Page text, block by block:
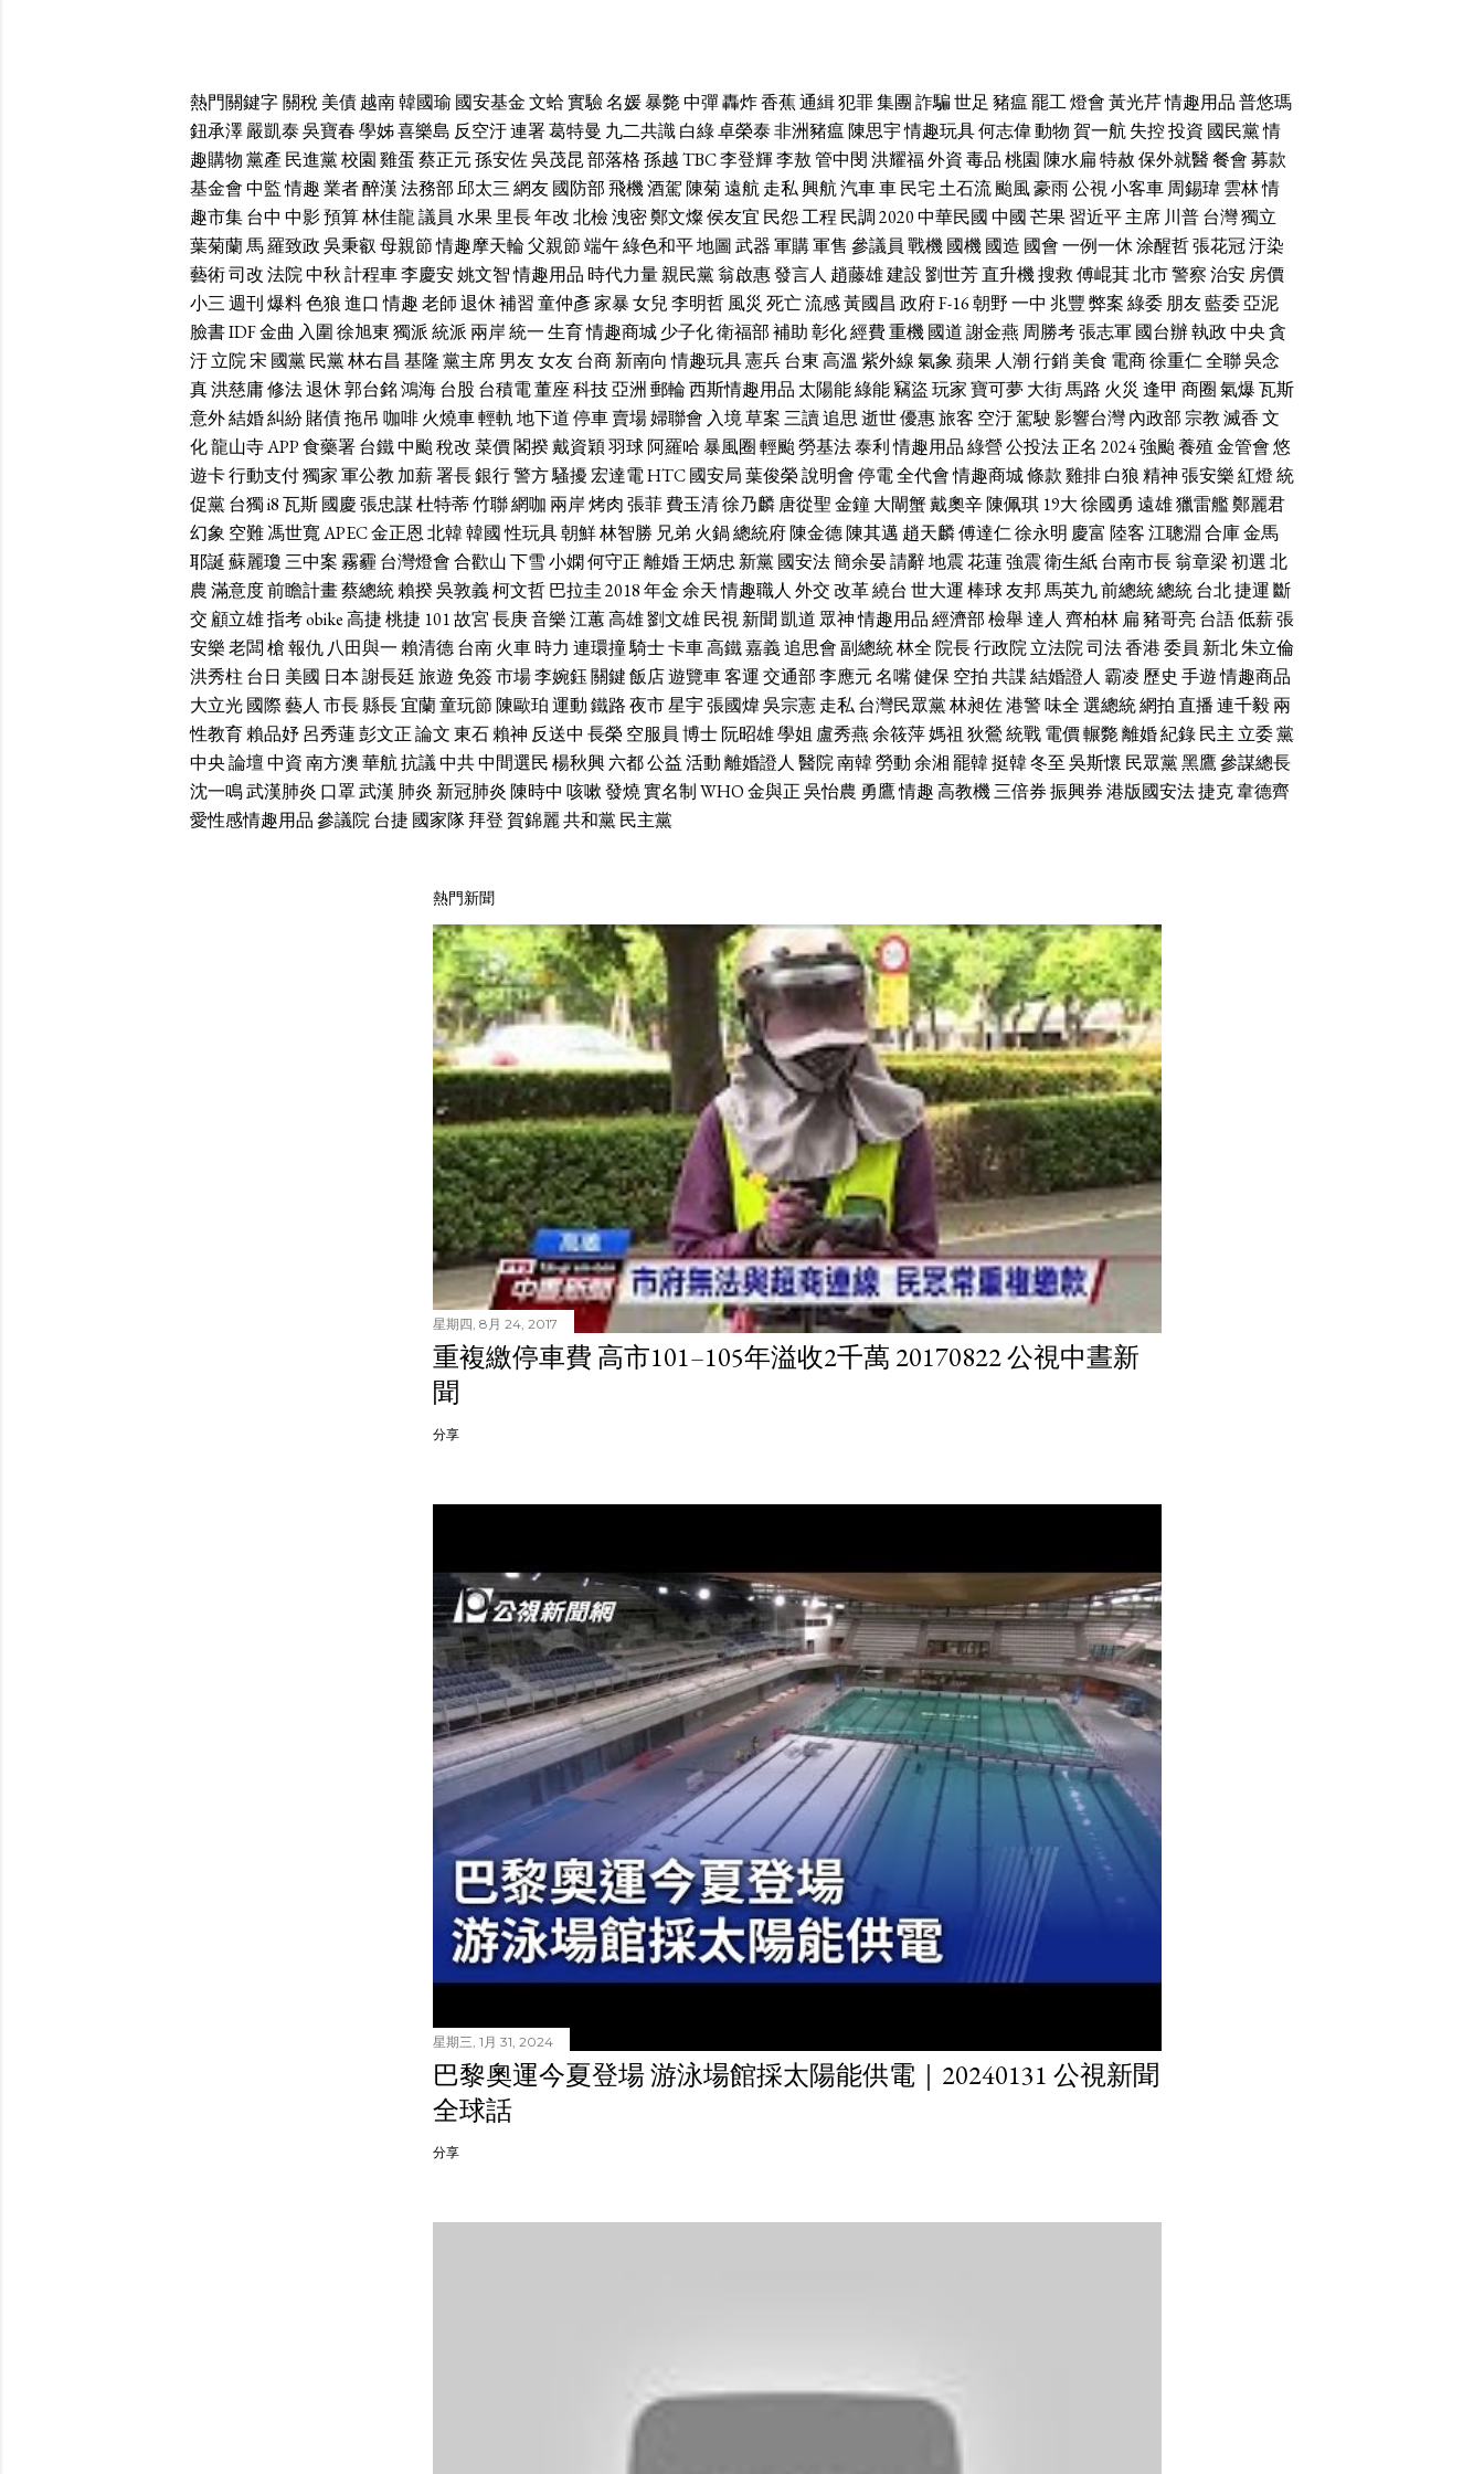
熱門關鍵字關稅美債越南韓國瑜 國安基金文蛤實驗名媛暴斃中彈轟炸香蕉通緝犯罪集團詐騙世足 豬瘟罷工燈會黃光芹情趣用品普悠瑪
鈕承澤嚴凱泰吳寶春學姊喜樂島 反空汙連署葛特曼 九二共識白綠卓榮泰非洲豬瘟陳思宇情趣玩具何志偉動物賀一航失控投資 國民黨情
趣購物黨產 民進黨校園雞蛋蔡正元孫安佐吳茂昆部落格孫越TBC李登輝李敖管中閔洪耀福外資毒品桃園陳水扁特赦保外就醫餐會募款
基金會中監情趣業者醉漢法務部邱太三網友國防部飛機酒駕陳菊遠航走私興航汽車車民宅土石流颱風豪雨公視小客車周錫瑋雲林情
趣市集台中 中影預算林佳龍議員 水果里長年改北檢洩密鄭文燦侯友宜 民怨工程 民調2020中華民國中國芒果習近平主席 川普台灣獨立
葉菊蘭馬羅致政吳秉叡母親節情趣摩天輪父親節端午綠色和平地圖武器軍購軍售 參議員 戰機國機國造 國會一例一休涂醒哲張花冠汙染
藝術司改法院中秋計程車李慶安姚文智情趣用品 時代力量親民黨翁啟惠發言人 趙藤雄建設劉世芳直升機搜救傅崐萁北市警察治安房價
小三週刊爆料色狼進口 情趣老師退休補習童仲彥家暴女兒李明哲風災 死亡流感黃國昌 政府F-16朝野一中 兆豐弊案綠委朋友藍委亞泥
臉書IDF金曲 入圍徐旭東獨派統派 兩岸統一生育情趣商城少子化衛福部補助彰化經費重機國道謝金燕 周勝考張志軍國台辦執政中央貪
汙立院宋 國黨民黨林右昌 基隆黨主席男友女友台商新南向 情趣玩具憲兵台東高溫 紫外線氣象蘋果 人潮行銷美食 電商徐重仁全聯吳念
真洪慈庸修法退休郭台銘鴻海台股 台積電董座科技亞洲 郵輪西斯情趣用品 太陽能綠能竊盜玩家寶可夢大街馬路 火災 逢甲 商圈氣爆瓦斯
意外結婚糾紛賭債拖吊 咖啡火燒車輕軌地下道停車賣場婦聯會 入境草案三讀追思逝世優惠旅客 空汙駕駛影響台灣內政部宗教滅香文
化龍山寺APP食藥署台鐵中颱稅改菜價閣揆戴資穎羽球阿羅哈暴風圈輕颱勞基法泰利情趣用品綠營公投法正名 2024強颱養殖金管會悠
遊卡行動支付獨家軍公教 加薪署長銀行警方騷擾宏達電HTC國安局葉俊榮說明會停電全代會情趣商城條款雞排白狼精神張安樂紅燈統
促黨台獨i8瓦斯國慶張忠謀杜特蒂竹聯網咖 兩岸烤肉張菲費玉清徐乃麟唐從聖金鐘大閘蟹戴奧辛陳佩琪 19大徐國勇 遠雄獵雷艦鄭麗君
幻象 空難馮世寬APEC金正恩北韓韓國性玩具朝鮮林智勝 兄弟 火鍋總統府陳金德陳其邁 趙天麟傅達仁徐永明 慶富 陸客江聰淵 合庫金馬
耶誕蘇麗瓊三中案霧霾 台灣燈會合歡山下雪小嫻何守正離婚王炳忠 新黨國安法簡余晏請辭地震花蓮強震衛生紙台南市長翁章梁初選北
農滿意度前瞻計畫蔡總統賴揆吳敦義柯文哲巴拉圭2018年金余天情趣職人 外交改革繞台 世大運棒球友邦馬英九前總統總統台北捷運 斷
交 顧立雄指考obike高捷桃捷 101故宮長庚音樂江蕙高雄劉文雄民視新聞 凱道 眾神情趣用品經濟部檢舉達人 齊柏林 扁豬哥亮台語低薪張
安樂老闆槍報仇 八田與一賴清德台南火車時力 連環撞騎士卡車高鐵嘉義追思會副總統林全 院長行政院立法院司法香港委員 新北朱立倫
洪秀柱 台日 美國 日本謝長廷旅遊 免簽市場李婉鈺關鍵飯店遊覽車客運交通部李應元名嘴健保空拍共諜結婚證人 霸凌 歷史 手遊情趣商品
大立光國際藝人 市長縣長宜蘭童玩節陳歐珀運動鐵路夜市星宇張國煒吳宗憲走私台灣民眾黨林昶佐港警味全選總統網拍直播連千毅兩
性教育賴品妤呂秀蓮彭文正論文東石賴神 反送中 長榮空服員 博士阮昭雄學姐 盧秀燕余筱萍媽祖 狄鶯統戰電價輾斃離婚紀錄民主 立委黨
中央論壇中資南方澳華航抗議中共中間選民楊秋興六都公益活動離婚證人 醫院南韓勞動余湘罷韓挺韓冬至吳斯懷 民眾黨黑鷹參謀總長
沈一鳴武漢肺炎 口罩武漢 肺炎 新冠肺炎陳時中 咳嗽發燒實名制WHO金與正吳怡農 勇鷹情趣高教機三倍券振興券港版國安法捷克韋德齊
愛性感情趣用品參議院台捷 國家隊拜登賀錦麗共和黨民主黨
熱門新聞
星期四, 8月 24, 2017
重複繳停車費 高市101–105年溢收2千萬 20170822 公視中晝新
聞
分享
星期三, 1月 31, 2024
巴黎奧運今夏登場 游泳場館採太陽能供電｜20240131 公視新聞
全球話
分享